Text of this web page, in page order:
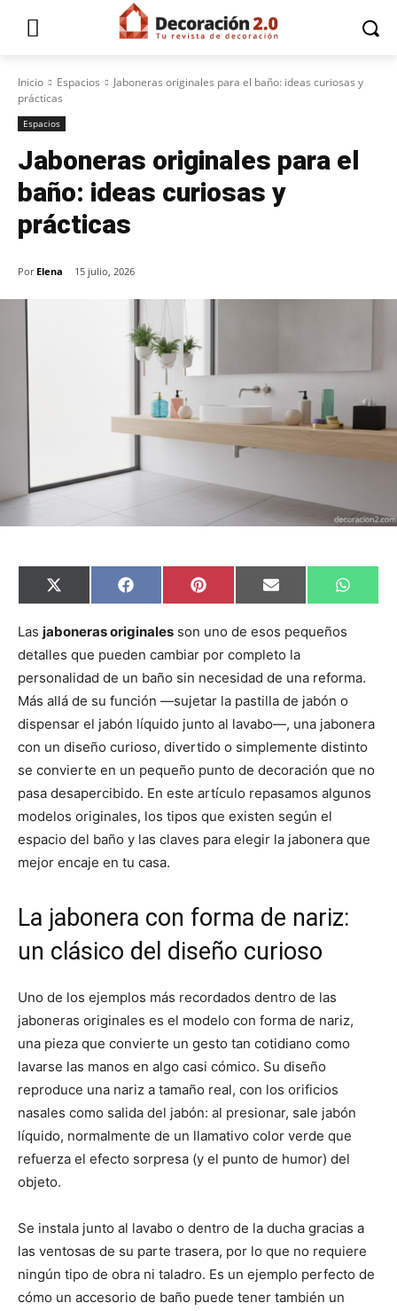
Inicio Espacios
Jaboneras originales para el baño: ideas curiosas y
prácticas
Espacios
Jaboneras originales para el
baño: ideas curiosas y
prácticas
Por Elena 15 julio, 2026
C
o
p
r
i
r
e
n
X
(
w
t
t
e
r
)
C
o
p
a
r
i
r
e
n
F
a
e
b
o
o
k
C
o
p
r
i
r
e
n
P
i
t
r
e
s
t
C
o
p
r
i
r
e
n
E
m
i
C
o
i
n
W
h
p
p
Las jaboneras originales son uno de esos pequeños
detalles que pueden cambiar por completo la
personalidad de un baño sin necesidad de una reforma.
Más allá de su función —sujetar la pastilla de jabón o
dispensar el jabón líquido junto al lavabo—, una jabonera
con un diseño curioso, divertido o simplemente distinto
se convierte en un pequeño punto de decoración que no
pasa desapercibido. En este artículo repasamos algunos
modelos originales, los tipos que existen según el
espacio del baño y las claves para elegir la jabonera que
mejor encaje en tu casa.
La jabonera con forma de nariz:
un clásico del diseño curioso
Uno de los ejemplos más recordados dentro de las
jaboneras originales es el modelo con forma de nariz,
una pieza que convierte un gesto tan cotidiano como
lavarse las manos en algo casi cómico. Su diseño
reproduce una nariz a tamaño real, con los orificios
nasales como salida del jabón: al presionar, sale jabón
líquido, normalmente de un llamativo color verde que
refuerza el efecto sorpresa (y el punto de humor) del
objeto.
Se instala junto al lavabo o dentro de la ducha gracias a
las ventosas de su parte trasera, por lo que no requiere
ningún tipo de obra ni taladro. Es un ejemplo perfecto de
cómo un accesorio de baño puede tener también un